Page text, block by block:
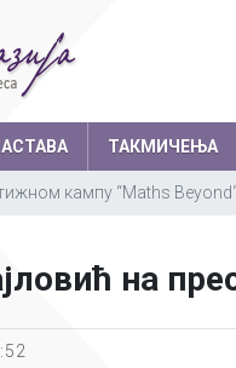
Савет родитеља
Ученички
ТАКМИЧЕЊА
кампу “Maths
на